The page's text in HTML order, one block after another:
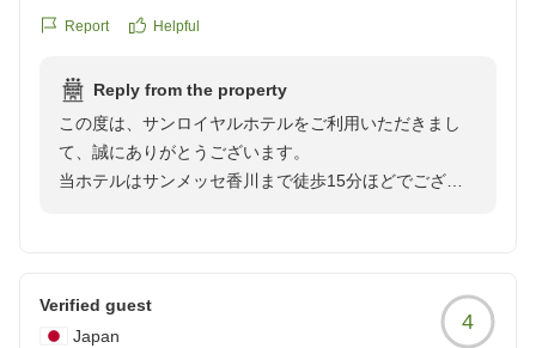
お客様のまたのお越しをスタッフ一同心よりお待ち申し
Report Helpful
Reply from the property
この度は、サンロイヤルホテルをご利用いただきまし
て、誠にありがとうございます。
当ホテルはサンメッセ香川まで徒歩15分ほどでござい
うございます。
お客様のまたのご利用をスタッフ一同心よりお待ち申し
Verified guest
Japan
4